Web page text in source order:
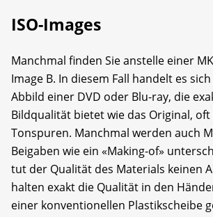
ISO-Images
Manchmal finden Sie anstelle einer
Image B. In diesem Fall handelt es
Abbild einer DVD oder Blu-ray, die
Bildqualität bietet wie das Original,
Tonspuren. Manchmal werden auch
Beigaben wie ein «Making-of»
tut der Qualität des Materials keinen
halten exakt die Qualität in den
einer konventionellen Plastikscheibe